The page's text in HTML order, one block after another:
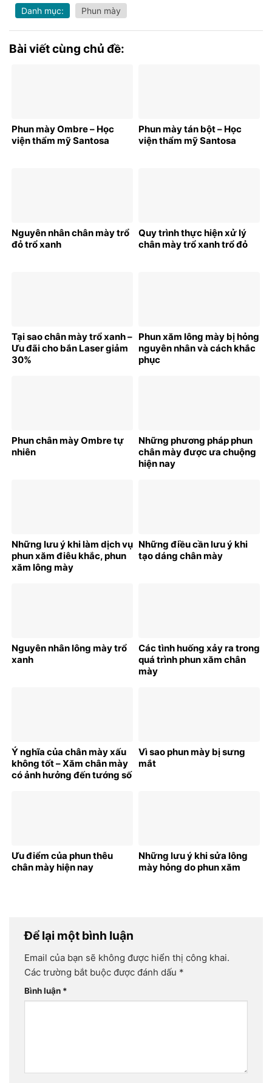
Danh mục: Phun mày
Bài viết cùng chủ đề:
Phun mày Ombre – Học
viện thẩm mỹ Santosa
Phun mày tán bột – Học
viện thẩm mỹ Santosa
Nguyên nhân chân mày trổ
đỏ trổ xanh
Quy trình thực hiện xử lý
chân mày trổ xanh trổ đỏ
Tại sao chân mày trổ xanh –
Ưu đãi cho bắn Laser giảm
30%
Phun xăm lông mày bị hỏng
nguyên nhân và cách khắc
phục
Phun chân mày Ombre tự
nhiên
Những phương pháp phun
chân mày được ưa chuộng
hiện nay
Những lưu ý khi làm dịch vụ
phun xăm điêu khắc, phun
xăm lông mày
Những điều cần lưu ý khi
tạo dáng chân mày
Nguyên nhân lông mày trổ
xanh
Các tình huống xảy ra trong
quá trình phun xăm chân
mày
Ý nghĩa của chân mày xấu
không tốt – Xăm chân mày
có ảnh hưởng đến tướng số
Vì sao phun mày bị sưng
mắt
Ưu điểm của phun thêu
chân mày hiện nay
Những lưu ý khi sửa lông
mày hỏng do phun xăm
Để lại một bình luận
Email của bạn sẽ không được hiển thị công khai.
Các trường bắt buộc được đánh dấu *
Bình luận *